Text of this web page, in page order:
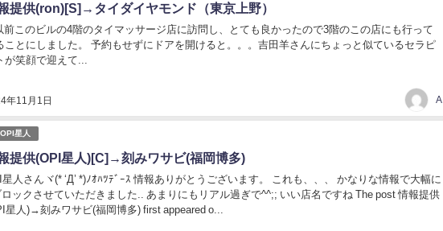
提供(ron)[S]→タイダイヤモンド（東京上野）
年11月1日
このビルの4階のタイマッサージ店に訪問し、とても良かったので3階のこの店にも行って
ことにしました。 予約もせずにドアを開けると。。。吉田羊さんにちょっと似ているセラピ
が笑顔で迎えて...
A
星人
提供(OPI星人)[C]→刻みワサビ(福岡博多)
人さんヾ(* ‘Д’ *)ﾉｵﾊﾂﾃﾞｰｽ 情報ありがとうございます。 これも、、、 かなりな情報で大幅に
ックさせていただきました.. あまりにもリアル過ぎで^^;; いい店名ですね The post 情報提供
星人)→刻みワサビ(福岡博多) first appeared o...